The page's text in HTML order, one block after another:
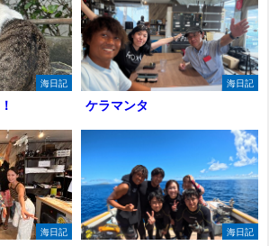
海日記 海日記
ケラマンタ
海日記 海日記